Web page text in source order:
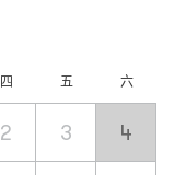
四 五 六
2 3 4